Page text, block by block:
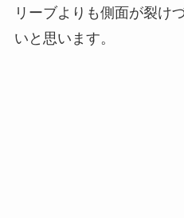
リーブよりも側面が裂け
いと思います。